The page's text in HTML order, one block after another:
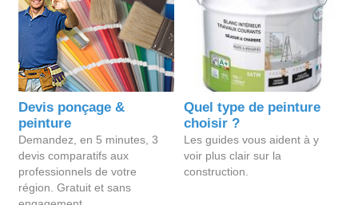
Devis ponçage &
peinture
Demandez, en 5 minutes, 3
devis comparatifs aux
professionnels de votre
région. Gratuit et sans
Quel type de peinture
choisir ?
Les guides vous aident à y
voir plus clair sur la
construction.